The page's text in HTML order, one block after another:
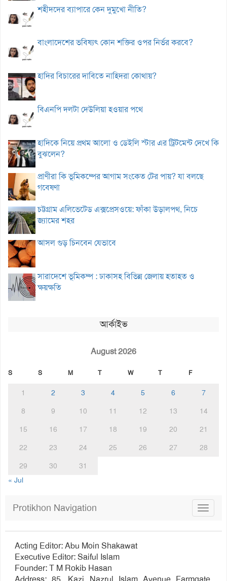
শহীদদের ব্যাপারে কেন দুমুখো নীতি?
বাংলাদেশের ভবিষ্যৎ কোন শক্তির ওপর নির্ভর করবে?
হাদির বিচারের দাবিতে নাহিদরা কোথায়?
বিএনপি দলটা দেউলিয়া হওয়ার পথে
হাদিকে নিয়ে প্রথম আলো ও ডেইলি স্টার এর ট্রিটমেন্ট দেখে কি
বুঝলেন?
প্রাণীরা কি ভূমিকম্পের আগাম সংকেত টের পায়? যা বলছে
গবেষণা
চট্টগ্রাম এলিভেটেড এক্সপ্রেসওয়ে: ফাঁকা উড়ালপথ, নিচে
জ্যামের শহর
আসল গুড় চিনবেন যেভাবে
সারাদেশে ভূমিকম্প : ঢাকাসহ বিভিন্ন জেলায় হতাহত ও
ক্ষয়ক্ষতি
আর্কাইভ
August 2026
S S M T W T F
1 2 3 4 5 6
7
8
9 10 11 12 13
14
15
16 17 18 19 20
21
22
23 24 25 26 27
28
29
30
31
« Jul
Toggle
Protikhon Navigation
Acting Editor: Abu Moin Shakawat
Executive Editor: Saiful Islam
Founder: T M Rokib Hasan